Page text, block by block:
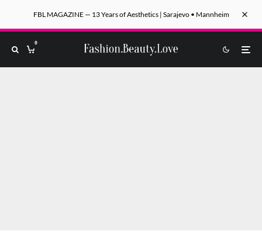
FBL MAGAZINE — 13 Years of Aesthetics | Sarajevo • Mannheim
0